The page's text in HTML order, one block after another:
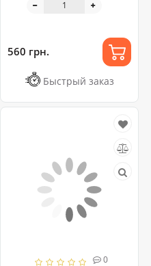
560 грн.
Быстрый заказ
0